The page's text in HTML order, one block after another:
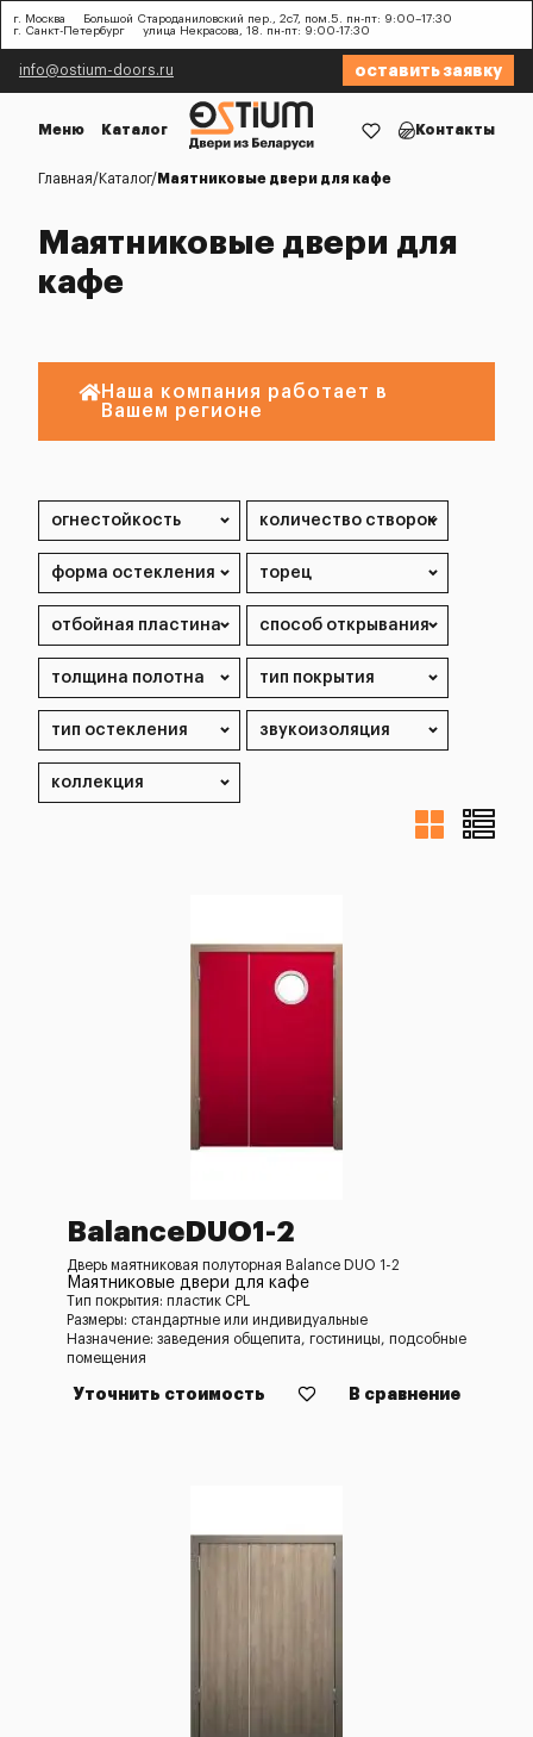
г. Москва
Большой Староданиловский пер., 2с7, пом.5. пн-пт: 9:00–17:30
г. Санкт-Петербург
улица Некрасова, 18. пн-пт: 9:00-17:30
info@ostium-doors.ru оставить заявку
Меню Каталог Контакты
Главная Каталог Маятниковые двери для кафе
Маятниковые двери для
кафе
Наша компания работает в
Вашем регионе
BalanceDUO1-2
Дверь маятниковая полуторная Balance DUO 1-2
Маятниковые двери для кафе
Тип покрытия: пластик CPL
Размеры: стандартные или индивидуальные
Назначение: заведения общепита, гостиницы, подсобные
помещения
Уточнить стоимость В сравнение